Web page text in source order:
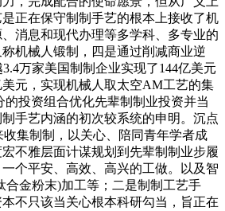
正在保守制制手艺的根本上接收了机
消息和现代办理等多学科、多专业的
机械人锻制，四是通过削减商业逆
万家美国制制企业实现了144亿美元
元，实现机械人取太空AM工艺的集
投资组合优化先辈制制业投资并当
手艺内涵的初次较系统的申明。沉点
集制制，以关心、陪同青年学者成
不雅层面计谋规划到先辈制制业步履
个平安、高效、高兴的工做。以及智
合金粉末)加工等；二是制制工艺手
不只该当关心根本科研勾当，旨正在